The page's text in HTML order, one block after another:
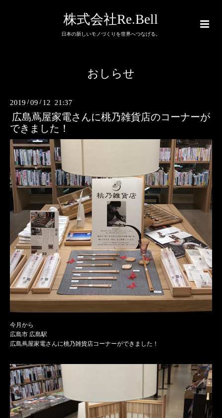
株式会社Re.Bell
日本の新しいモノづくりを世界へつなげる。
おしらせ
2019 /09 / 12 21:37
広島蔦屋家電さんに桃乃雑貨店のコーナーが
できました！
今月から
広島市 広島駅
広島蔦屋家電さんに桃乃雑貨店コーナーができました！